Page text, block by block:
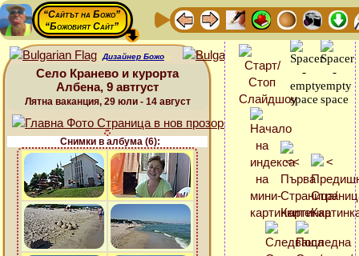
“Сайтът на Божо”
“Божовият Сайт”
Дизайнер Божо
Село Кранево и курорта
Албена, 9 автгуст
Лятна ваканция, 29 юли - 14 август
Снимки в албума (6):